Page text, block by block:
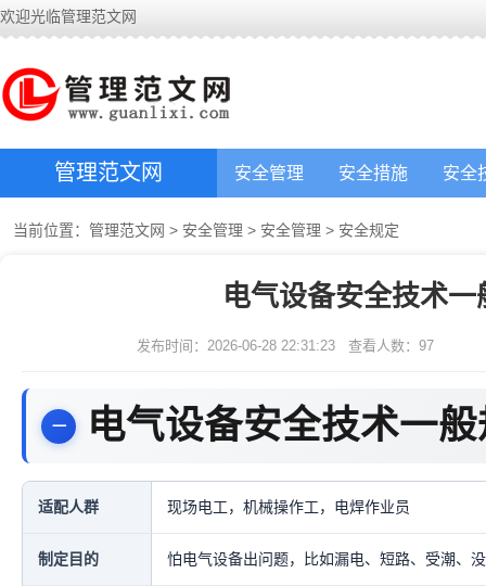
欢迎光临管理范文网
管理范文网 安全管理 安全措施 安全
当前位置： 管理范文网 > 安全管理 > 安全管理 > 安全规定
电气设备安全技术
发布时间：2026-06-28 22:31:23 查看人数： 97
电气设备安全技术一
适配人群 现场电工，机械操作工，电焊作业员
制定目的 怕电气设备出问题，比如漏电、短路、受潮、